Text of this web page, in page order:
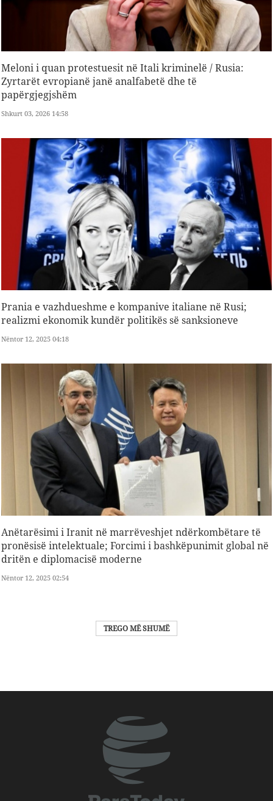
Meloni i quan protestuesit në Itali kriminelë / Rusia:
Zyrtarët evropianë janë analfabetë dhe të
papërgjegjshëm
Shkurt 03, 2026 14:58
Prania e vazhdueshme e kompanive italiane në Rusi;
realizmi ekonomik kundër politikës së sanksioneve
Nëntor 12, 2025 04:18
Anëtarësimi i Iranit në marrëveshjet ndërkombëtare të
pronësisë intelektuale; Forcimi i bashkëpunimit global në
dritën e diplomacisë moderne
Nëntor 12, 2025 02:54
TREGO MË SHUMË